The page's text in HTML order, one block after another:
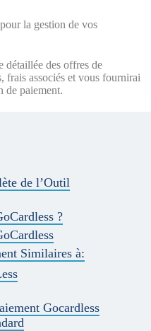
la gestion de vos
détaillée des offres de
frais associés et vous fournirai
de paiement.
de l’Outil
?
Similaires à:
Gocardless